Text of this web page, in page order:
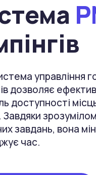
управління
дозволяє
доступності
Завдяки
завдань, вона
час.